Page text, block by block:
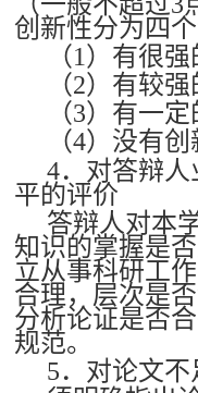
创新性分为四个
（1）有很
（2）有较
（3）有一
（4）没有创
4．对答辩
平的评价
答辩人对本
知识的掌握是
立从事科研工
合理，层次是
分析论证是否
规范。
5．对论文